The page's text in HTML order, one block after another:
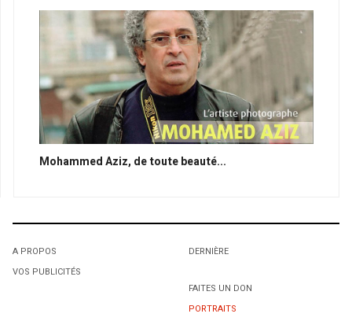
Mohammed Aziz, de toute beauté...
A PROPOS
VOS PUBLICITÉS
DERNIÈRE
FAITES UN DON
PORTRAITS